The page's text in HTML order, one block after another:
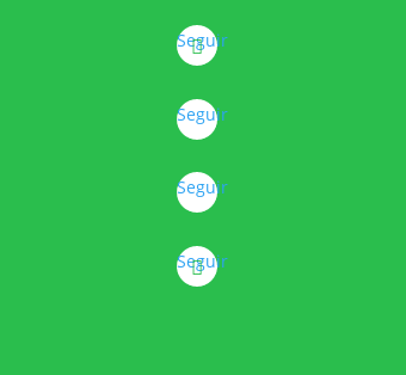
Seguir
Seguir
Seguir
Seguir